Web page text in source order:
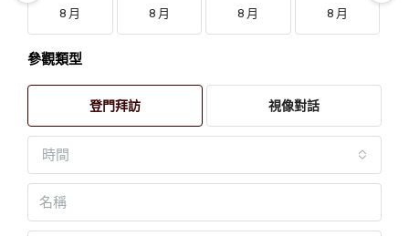
8 月 8 月 8 月 8 月
參觀類型
登門拜訪 視像對話
時間